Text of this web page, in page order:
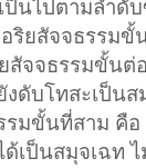
ป็นไปตามลำดั
ริยสัจจธรรมขั้
สัจจธรรมขั้นต่
ดับโทสะเป็นส
รมขั้นที่สาม คือ
เป็นสมุจเฉท